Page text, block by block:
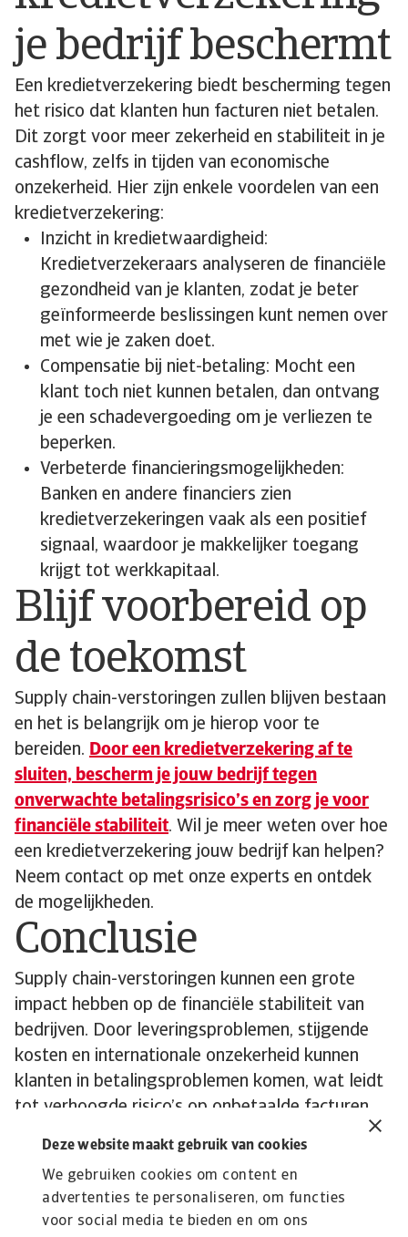
Deze website maakt gebruik van cookies
We gebruiken cookies om content en
advertenties te personaliseren, om functies
voor social media te bieden en om ons
je bedrijf beschermt
Een kredietverzekering biedt bescherming tegen
het risico dat klanten hun facturen niet betalen.
Dit zorgt voor meer zekerheid en stabiliteit in je
cashflow, zelfs in tijden van economische
onzekerheid. Hier zijn enkele voordelen van een
kredietverzekering:
Inzicht in kredietwaardigheid:
Kredietverzekeraars analyseren de financiële
gezondheid van je klanten, zodat je beter
geïnformeerde beslissingen kunt nemen over
met wie je zaken doet.
Compensatie bij niet-betaling: Mocht een
klant toch niet kunnen betalen, dan ontvang
je een schadevergoeding om je verliezen te
beperken.
Verbeterde financieringsmogelijkheden:
Banken en andere financiers zien
kredietverzekeringen vaak als een positief
signaal, waardoor je makkelijker toegang
krijgt tot werkkapitaal.
Blijf voorbereid op
de toekomst
Supply chain-verstoringen zullen blijven bestaan
en het is belangrijk om je hierop voor te
bereiden. Door een kredietverzekering af te
sluiten, bescherm je jouw bedrijf tegen
onverwachte betalingsrisico’s en zorg je voor
financiële stabiliteit. Wil je meer weten over hoe
een kredietverzekering jouw bedrijf kan helpen?
Neem contact op met onze experts en ontdek
de mogelijkheden.
Conclusie
Supply chain-verstoringen kunnen een grote
impact hebben op de financiële stabiliteit van
bedrijven. Door leveringsproblemen, stijgende
kosten en internationale onzekerheid kunnen
klanten in betalingsproblemen komen, wat leidt
tot verhoogde risico’s op onbetaalde facturen.
Een kredietverzekering helpt je om deze risico’s
een wereld waarin economische onzekerheid de
norm is, is het essentieel om voorbereid te zijn